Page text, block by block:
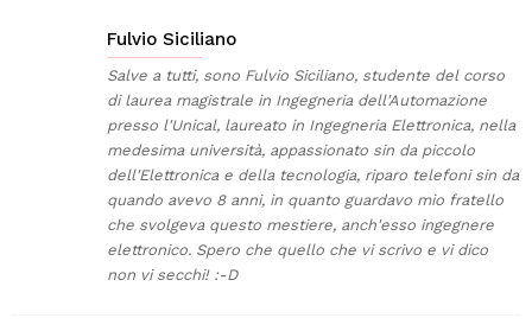
Fulvio Siciliano
Salve a tutti, sono Fulvio Siciliano, studente del corso
di laurea magistrale in Ingegneria dell'Automazione
presso l'Unical, laureato in Ingegneria Elettronica, nella
medesima università, appassionato sin da piccolo
dell'Elettronica e della tecnologia, riparo telefoni sin da
quando avevo 8 anni, in quanto guardavo mio fratello
che svolgeva questo mestiere, anch'esso ingegnere
elettronico. Spero che quello che vi scrivo e vi dico
non vi secchi! :-D